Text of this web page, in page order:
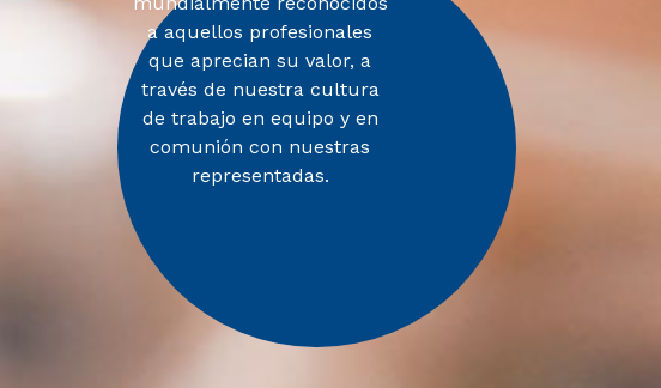
a aquellos profesionales
que aprecian su valor, a
través de nuestra cultura
de trabajo en equipo y en
comunión con nuestras
representadas.